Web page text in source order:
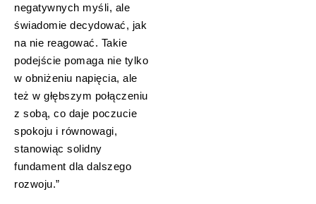
negatywnych myśli, ale
świadomie decydować, jak
na nie reagować. Takie
podejście pomaga nie tylko
w obniżeniu napięcia, ale
też w głębszym połączeniu
z sobą, co daje poczucie
spokoju i równowagi,
stanowiąc solidny
fundament dla dalszego
rozwoju.”